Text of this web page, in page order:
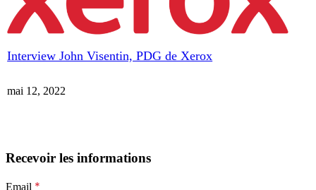
Interview John Visentin, PDG de Xerox
mai 12, 2022
Recevoir les informations
Email